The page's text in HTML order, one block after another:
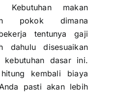
Kebutuhan makan
pokok dimana
tentunya gaji
dahulu disesuaikan
kebutuhan dasar ini.
kembali biaya
pasti akan lebih